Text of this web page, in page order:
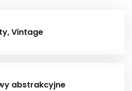
Vintage
abstrakcyjne